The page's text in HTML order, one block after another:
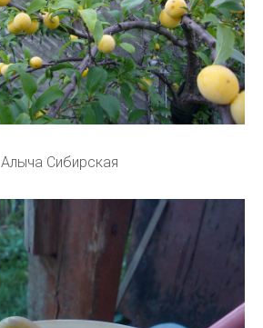
Алыча Сибирская